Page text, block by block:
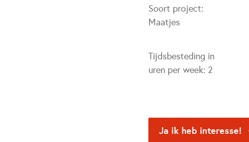
Soort project:
Maatjes
Tijdsbesteding in
uren per week: 2
Ja ik heb interesse!